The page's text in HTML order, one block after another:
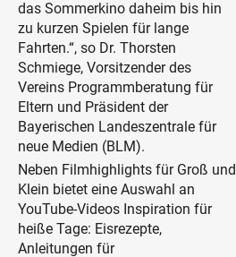
das Sommerkino daheim bis hin
zu kurzen Spielen für lange
Fahrten.“, so Dr. Thorsten
Schmiege, Vorsitzender des
Vereins Programmberatung für
Eltern und Präsident der
Bayerischen Landeszentrale für
neue Medien (BLM).
Neben Filmhighlights für Groß und
Klein bietet eine Auswahl an
YouTube-Videos Inspiration für
heiße Tage: Eisrezepte,
Anleitungen für